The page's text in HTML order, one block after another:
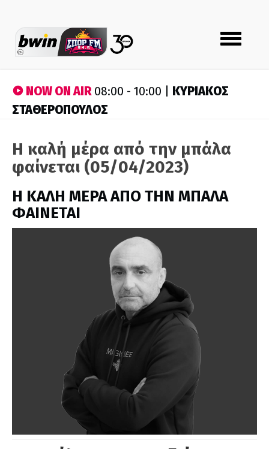
Toggle
navigation
NOW ON AIR08:00 - 10:00 | ΚΥΡΙΑΚΟΣ
ΣΤΑΘΕΡΟΠΟΥΛΟΣ
Η καλή μέρα από την μπάλα
φαίνεται (05/04/2023)
H ΚΑΛΗ ΜΕΡΑ ΑΠΟ ΤΗΝ ΜΠΑΛΑ
ΦΑΙΝΕΤΑΙ